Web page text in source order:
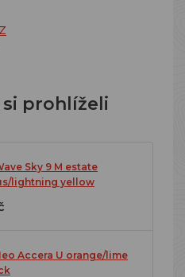
prohlíželi
Sky 9 M estate
lightning yellow
Accera U orange/lime